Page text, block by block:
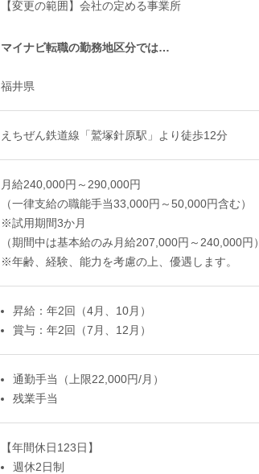
【変更の範囲】会社の定める事業所
マイナビ転職の勤務地区分では…
福井県
えちぜん鉄道線「鷲塚針原駅」より徒歩12分
月給240,000円～290,000円
（一律支給の職能手当33,000円～50,000円含む）
※試用期間3か月
（期間中は基本給のみ月給207,000円～240,000円）
※年齢、経験、能力を考慮の上、優遇します。
昇給：年2回（4月、10月）
賞与：年2回（7月、12月）
通勤手当（上限22,000円/月）
残業手当
【年間休日123日】
週休2日制